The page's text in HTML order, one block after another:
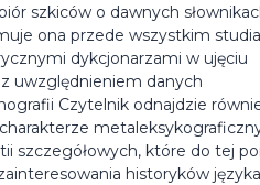
szkiców o dawnych
ona przede wszystkim studia
dykcjonarzami w ujęciu
uwzględnieniem danych
Czytelnik odnajdzie
szczegółowych, które do tej
historyków języka